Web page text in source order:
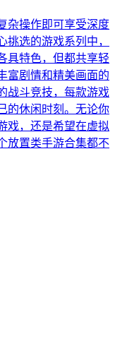
杂操作即可享受深度
选的游戏系列中，
具特色，但都共享轻
富剧情和精美画面的
战斗竞技，每款游戏
的休闲时刻。无论你
戏，还是希望在虚拟
放置类手游合集都不